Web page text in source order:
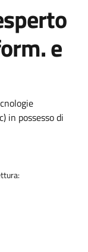
e
in possesso di